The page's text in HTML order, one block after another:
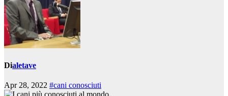
Dialetave
Apr 28, 2022 #cani conosciuti